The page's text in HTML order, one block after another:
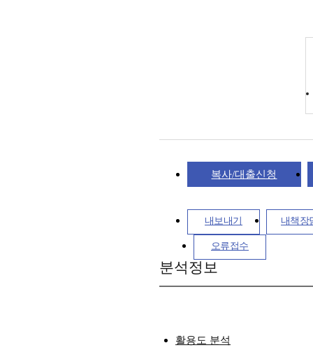
복사/대출신청
내보내기 내책장
오류접수
분석정보
활용도 분석